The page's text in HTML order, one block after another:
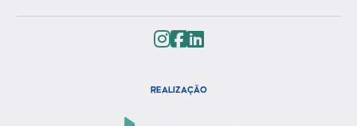
REALIZAÇÃO